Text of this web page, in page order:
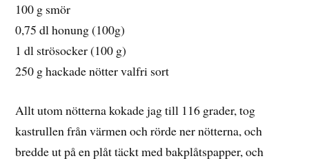
100 g smör
0,75 dl honung (100g)
1 dl strösocker (100 g)
250 g hackade nötter valfri sort
Allt utom nötterna kokade jag till 116 grader, tog
kastrullen från värmen och rörde ner nötterna, och
bredde ut på en plåt täckt med bakplåtspapper, och